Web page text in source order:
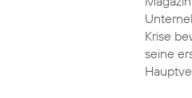
Krise
seine